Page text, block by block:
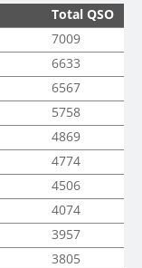
Total QSO
7009
6633
6567
5758
4869
4774
4506
4074
3957
3805